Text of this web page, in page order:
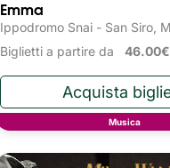
Emma
Ippodromo Snai - San Siro,
Biglietti a partire da46.00€
Musica